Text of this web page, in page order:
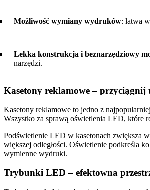
Możliwość wymiany wydruków: łatwa
Lekka konstrukcja i beznarzędziowy
narzędzi.
Kasetony reklamowe – przyciągnij
Kasetony reklamowe to jedno z
Wszystko za sprawą oświetlenia LED, które
Podświetlenie LED w kasetonach zwiększa
większej odległości. Oświetlenie podkreśla
wymienne wydruki.
Trybunki LED – efektowna